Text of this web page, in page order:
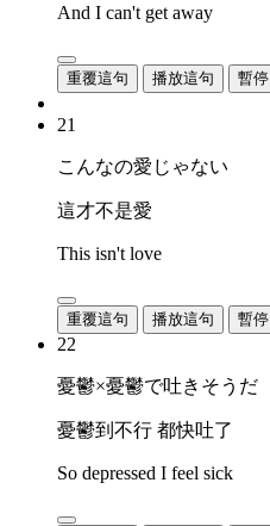
And I can't get away
重覆這句 播放這句 暫停
21
こんなの愛じゃない
這才不是愛
This isn't love
重覆這句 播放這句 暫停
22
憂鬱×憂鬱で吐きそうだ
憂鬱到不行 都快吐了
So depressed I feel sick